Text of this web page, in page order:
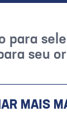
para
seu
MAIS